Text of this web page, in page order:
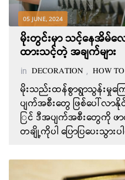
05 JUNE, 2024
မိုးတွင်းမှာ သင့်နေအိမ်လ
ထားသင့်တဲ့ အချက်များ
in DECORATION , HOW TO
မိုးသည်းထန်စွာရွာသွန်းမှု
ပျက်အစီးတွေ ဖြစ်ပေါ်လ
ြင် ဒီအပျက်အစီးတွေကို ဖ
တချို့ကိုပါ ပြောပြပေးသွား